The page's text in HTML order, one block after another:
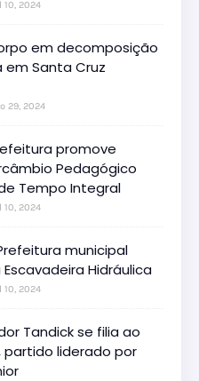
2024
em decomposição
em Santa Cruz
29, 2024
promove
Pedagógico
Tempo Integral
2024
municipal
Hidráulica
2024
Tandick se filia ao
partido liderado por